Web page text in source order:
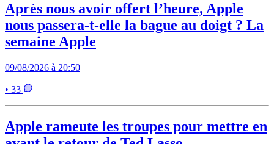
Après nous avoir offert l’heure, Apple
nous passera-t-elle la bague au doigt ? La
semaine Apple
09/08/2026 à 20:50
• 33
Apple rameute les troupes pour mettre en